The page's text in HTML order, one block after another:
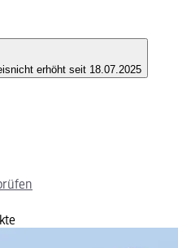
nicht erhöht seit 18.07.2025